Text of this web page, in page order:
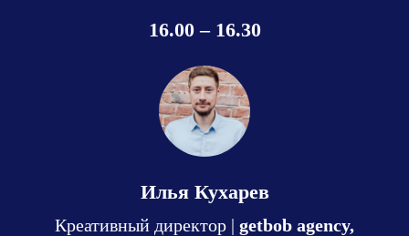
16.00 – 16.30
Илья Кухарев
Креативный директор | getbob agency,